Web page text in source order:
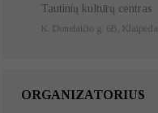
Tautinių kultūrų centras
K. Donelaičio g. 6B, Klaipėda
ORGANIZATORIUS